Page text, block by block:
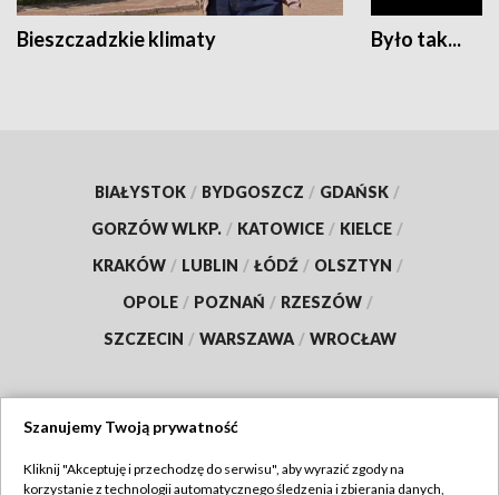
Bieszczadzkie klimaty Było tak...
BIAŁYSTOK / BYDGOSZCZ / GDAŃSK /
GORZÓW WLKP. / KATOWICE / KIELCE /
KRAKÓW / LUBLIN / ŁÓDŹ / OLSZTYN /
OPOLE / POZNAŃ / RZESZÓW /
SZCZECIN / WARSZAWA / WROCŁAW
Szanujemy Twoją prywatność
Kliknij "Akceptuję i przechodzę do serwisu", aby wyrazić zgody na
korzystanie z technologii automatycznego śledzenia i zbierania danych,